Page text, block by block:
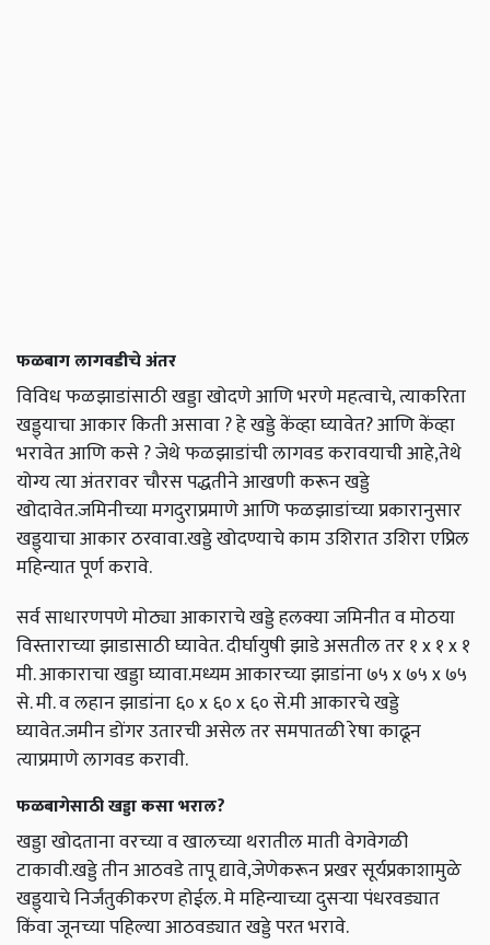
फळबाग लागवडीचे अंतर
विविध फळझाडांसाठी खड्डा खोदणे आणि भरणे महत्वाचे, त्याकरिता
खड्ड्याचा आकार किती असावा ? हे खड्डे केंव्हा घ्यावेत? आणि केंव्हा
भरावेत आणि कसे ? जेथे फळझाडांची लागवड करावयाची आहे,तेथे
योग्य त्या अंतरावर चौरस पद्धतीने आखणी करून खड्डे
खोदावेत.जमिनीच्या मगदुराप्रमाणे आणि फळझाडांच्या प्रकारानुसार
खड्ड्याचा आकार ठरवावा.खड्डे खोदण्याचे काम उशिरात उशिरा एप्रिल
महिन्यात पूर्ण करावे.
सर्व साधारणपणे मोठ्या आकाराचे खड्डे हलक्या जमिनीत व मोठया
विस्ताराच्या झाडासाठी घ्यावेत. दीर्घायुषी झाडे असतील तर १ x १ x १
मी. आकाराचा खड्डा घ्यावा.मध्यम आकारच्या झाडांना ७५ x ७५ x ७५
से. मी. व लहान झाडांना ६० x ६० x ६० से.मी आकारचे खड्डे
घ्यावेत.जमीन डोंगर उतारची असेल तर समपातळी रेषा काढून
त्याप्रमाणे लागवड करावी.
फळबागेसाठी खड्डा कसा भराल?
खड्डा खोदताना वरच्या व खालच्या थरातील माती वेगवेगळी
टाकावी.खड्डे तीन आठवडे तापू द्यावे,जेणेकरून प्रखर सूर्यप्रकाशामुळे
खड्ड्याचे निर्जंतुकीकरण होईल. मे महिन्याच्या दुसऱ्या पंधरवड्यात
किंवा जूनच्या पहिल्या आठवड्यात खड्डे परत भरावे.